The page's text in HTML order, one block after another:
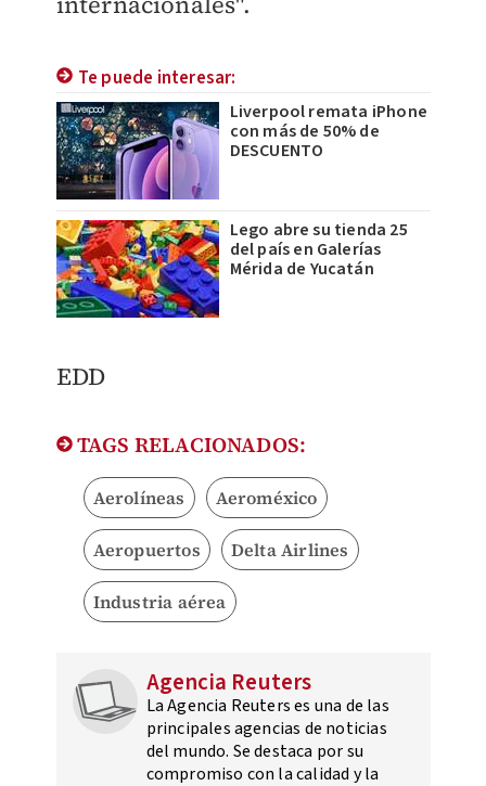
Te puede interesar:
Liverpool remata iPhone
con más de 50% de
DESCUENTO
Lego abre su tienda 25
del país en Galerías
Mérida de Yucatán
EDD
TAGS RELACIONADOS:
Aerolíneas Aeroméxico
Aeropuertos Delta Airlines
Industria aérea
Agencia Reuters
La Agencia Reuters es una de las
principales agencias de noticias
del mundo. Se destaca por su
compromiso con la calidad y la